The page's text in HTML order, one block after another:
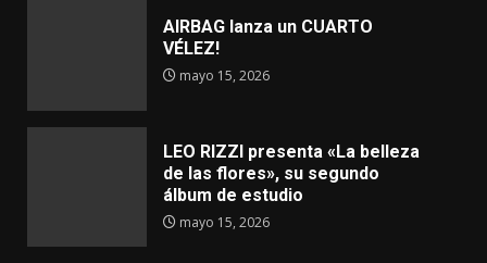
AIRBAG lanza un CUARTO
VÉLEZ!
mayo 15, 2026
LEO RIZZI presenta «La belleza
de las flores», su segundo
álbum de estudio
mayo 15, 2026